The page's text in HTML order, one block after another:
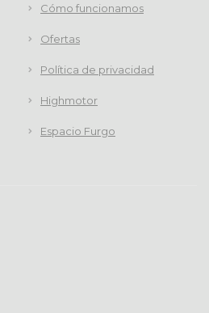
Cómo funcionamos
Ofertas
Política de privacidad
Highmotor
Espacio Furgo